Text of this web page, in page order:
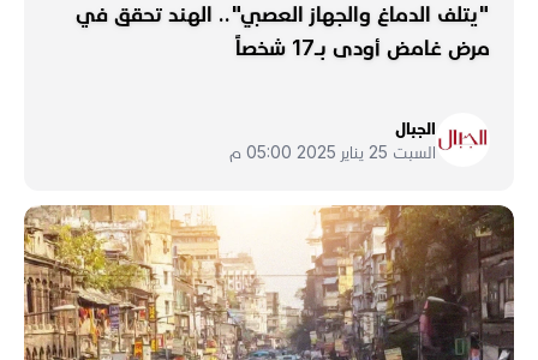
"يتلف الدماغ والجهاز العصبي".. الهند تحقق في
مرض غامض أودى بـ17 شخصاً
الجبال
السبت 25 يناير 2025 05:00 م